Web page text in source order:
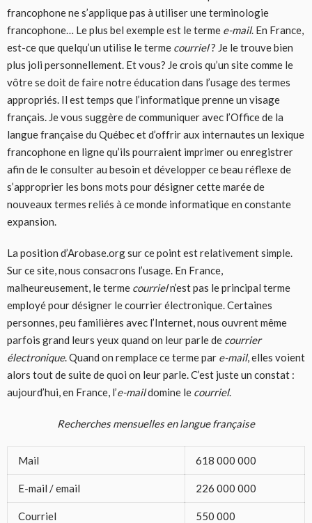
francophone ne s’applique pas à utiliser une terminologie
francophone… Le plus bel exemple est le terme e-mail. En France,
est-ce que quelqu’un utilise le terme courriel? Je le trouve bien
plus joli personnellement. Et vous? Je crois qu’un site comme le
vôtre se doit de faire notre éducation dans l’usage des termes
appropriés. Il est temps que l’informatique prenne un visage
français. Je vous suggère de communiquer avec l’Office de la
langue française du Québec et d’offrir aux internautes un lexique
francophone en ligne qu’ils pourraient imprimer ou enregistrer
afin de le consulter au besoin et développer ce beau réflexe de
s’approprier les bons mots pour désigner cette marée de
nouveaux termes reliés à ce monde informatique en constante
expansion.
La position d’Arobase.org sur ce point est relativement simple.
Sur ce site, nous consacrons l’usage. En France,
malheureusement, le terme courrieln’est pas le principal terme
employé pour désigner le courrier électronique. Certaines
personnes, peu familières avec l’Internet, nous ouvrent même
parfois grand leurs yeux quand on leur parle de courrier
électronique. Quand on remplace ce terme par e-mail, elles voient
alors tout de suite de quoi on leur parle. C’est juste un constat :
aujourd’hui, en France, l’e-maildomine le courriel.
Recherches mensuelles en langue française
Mail 618 000 000
E-mail / email 226 000 000
Courriel 550 000